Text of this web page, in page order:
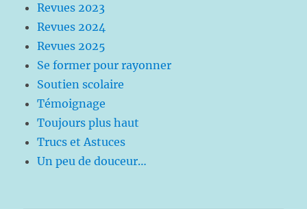
Revues 2023
Revues 2024
Revues 2025
Se former pour rayonner
Soutien scolaire
Témoignage
Toujours plus haut
Trucs et Astuces
Un peu de douceur…